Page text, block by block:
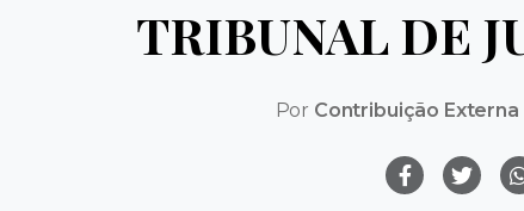
TRIBUNAL DE
Por Contribuição Externa